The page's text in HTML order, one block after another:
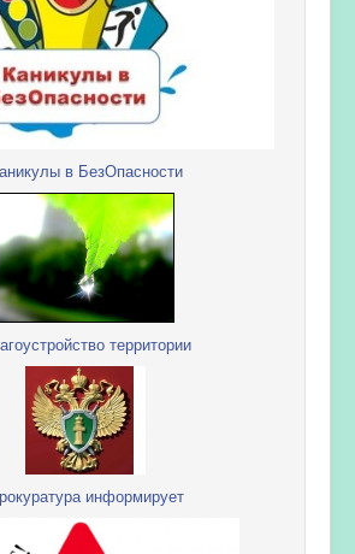
в БезОпасности
территории
информирует